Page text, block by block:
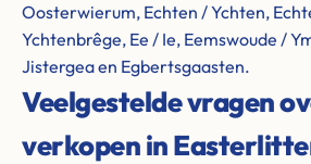
Oosterwierum, Echten / Ychten,
Ychtenbrêge, Ee / Ie, Eemswoude /
Jistergea en Egbertsgaasten.
Veelgestelde vragen
verkopen in